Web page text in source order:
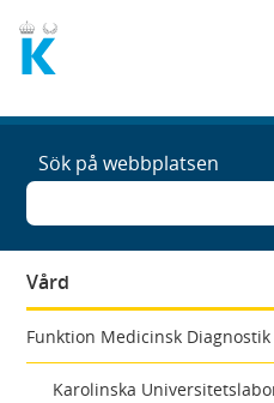
Sök på webbplatsen
Vård
Funktion Medicinsk
Karolinska